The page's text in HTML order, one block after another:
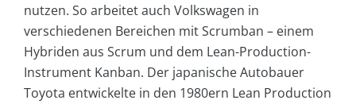
nutzen. So arbeitet auch Volkswagen in
verschiedenen Bereichen mit Scrumban – einem
Hybriden aus Scrum und dem Lean-Production-
Instrument Kanban. Der japanische Autobauer
Toyota entwickelte in den 1980ern Lean Production